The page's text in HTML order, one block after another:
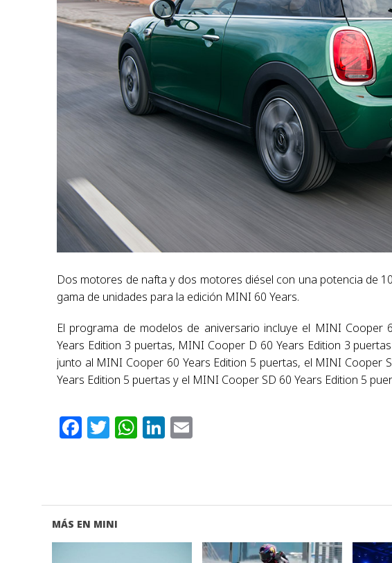
Dos motores de nafta y dos motores diésel con una potencia de
gama de unidades para la edición MINI 60 Years.
El programa de modelos de aniversario incluye el MINI
Years Edition 3 puertas, MINI Cooper D 60 Years Edition 3
junto al MINI Cooper 60 Years Edition 5 puertas, el MINI Cooper
Years Edition 5 puertas y el MINI Cooper SD 60 Years Edition 5
Facebook
Twitter
WhatsApp
LinkedIn
MÁS EN MINI